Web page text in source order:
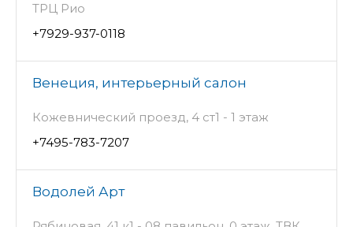
ТРЦ Рио
+7929-937-0118
Венеция, интерьерный салон
Кожевнический проезд, 4 ст1 - 1 этаж
+7495-783-7207
Водолей Арт